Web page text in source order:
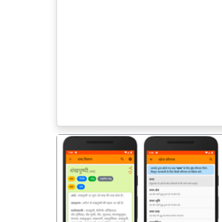
पिछला